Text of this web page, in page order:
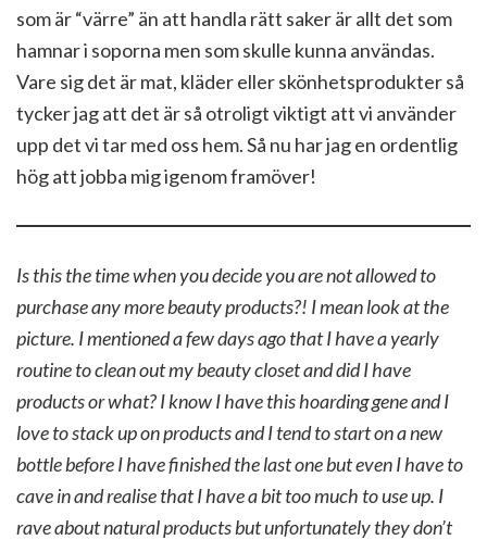
som är “värre” än att handla rätt saker är allt det som
hamnar i soporna men som skulle kunna användas.
Vare sig det är mat, kläder eller skönhetsprodukter så
tycker jag att det är så otroligt viktigt att vi använder
upp det vi tar med oss hem. Så nu har jag en ordentlig
hög att jobba mig igenom framöver!
Is this the time when you decide you are not allowed to
purchase any more beauty products?! I mean look at the
picture. I mentioned a few days ago that I have a yearly
routine to clean out my beauty closet and did I have
products or what? I know I have this hoarding gene and I
love to stack up on products and I tend to start on a new
bottle before I have finished the last one but even I have to
cave in and realise that I have a bit too much to use up. I
rave about natural products but unfortunately they don’t